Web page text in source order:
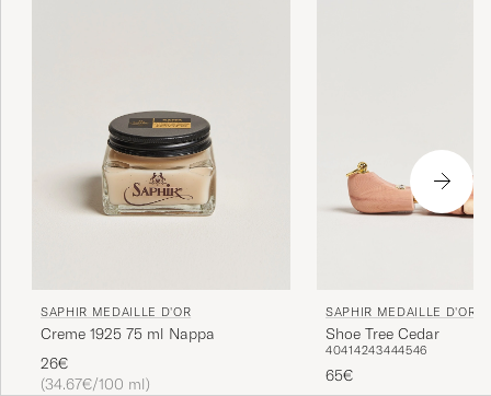
SAPHIR MEDAILLE D'OR
Creme 1925 75 ml Nappa
26€
(34.67€/100 ml)
SAPHIR MEDAILLE D'OR
Shoe Tree Cedar
40414243444546
65€